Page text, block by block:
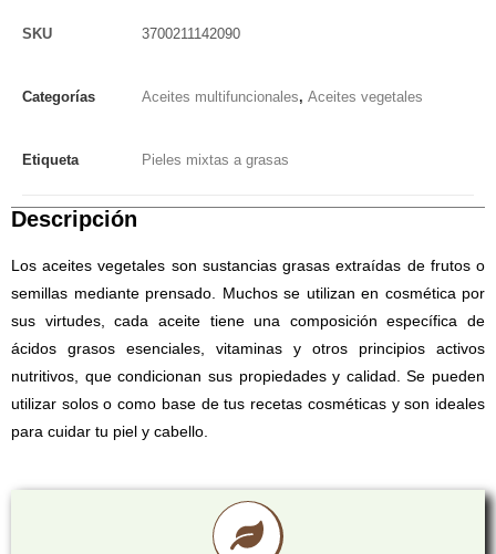
SKU 3700211142090
Categorías Aceites multifuncionales, Aceites vegetales
Etiqueta Pieles mixtas a grasas
Descripción
Los aceites vegetales son sustancias grasas extraídas de frutos o
semillas mediante prensado. Muchos se utilizan en cosmética por
sus virtudes, cada aceite tiene una composición específica de
ácidos grasos esenciales, vitaminas y otros principios activos
nutritivos, que condicionan sus propiedades y calidad. Se pueden
utilizar solos o como base de tus recetas cosméticas y son ideales
para cuidar tu piel y cabello.